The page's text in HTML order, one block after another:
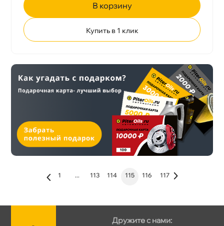
корзину
Купить в 1 клик
1 ... 113 114 115 116 117
Дружите с нами: